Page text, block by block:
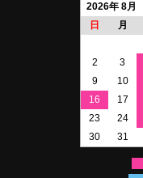
2026年 8月
日
月
2
3
9
10
16
17
23
24
30
31